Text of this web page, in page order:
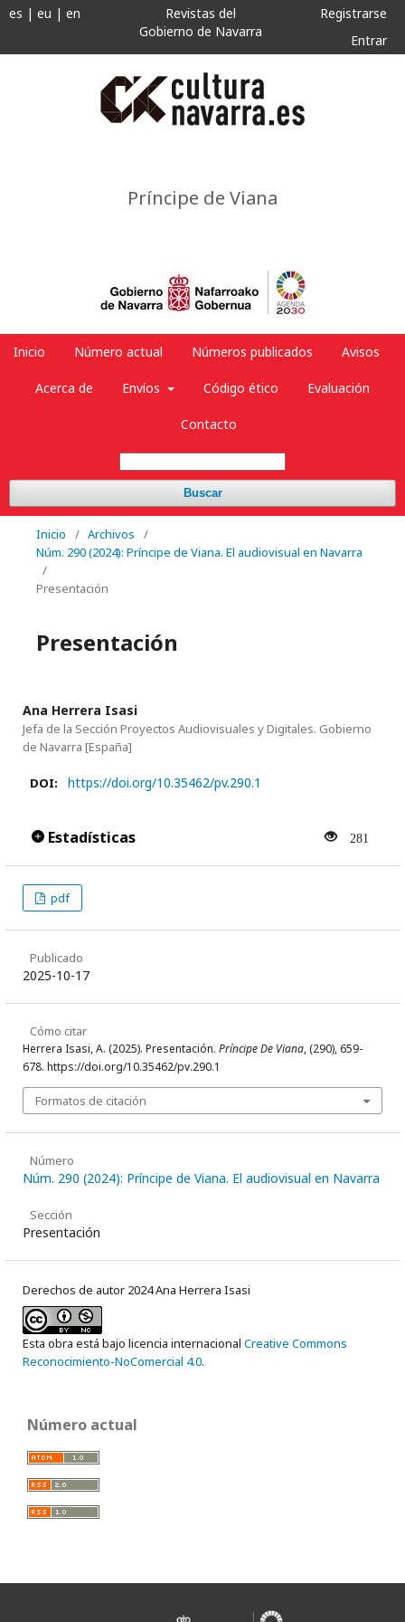
Príncipe de Viana
Inicio Número actual Números publicados Avisos
Acerca de Envíos Código ético Evaluación
Contacto
Buscar
es | eu | en
Revistas del
Gobierno de Navarra
Registrarse
Entrar
Inicio / Archivos
/
Núm. 290 (2024): Príncipe de Viana. El audiovisual en Navarra
/
Presentación
Presentación
Ana Herrera Isasi
Jefa de la Sección Proyectos Audiovisuales y Digitales. Gobierno
de Navarra [España]
DOI: https://doi.org/10.35462/pv.290.1
Estadísticas 281
pdf
Publicado
2025-10-17
Cómo citar
Herrera Isasi, A. (2025). Presentación. Príncipe De Viana, (290), 659-
678. https://doi.org/10.35462/pv.290.1
Formatos de citación
Número
Núm. 290 (2024): Príncipe de Viana. El audiovisual en Navarra
Sección
Presentación
Derechos de autor 2024 Ana Herrera Isasi
Esta obra está bajo licencia internacional Creative Commons
Reconocimiento-NoComercial 4.0.
Número actual